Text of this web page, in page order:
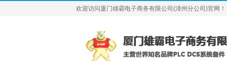
欢迎访问厦门雄霸电子商务有限公司(漳州分公司)官网！